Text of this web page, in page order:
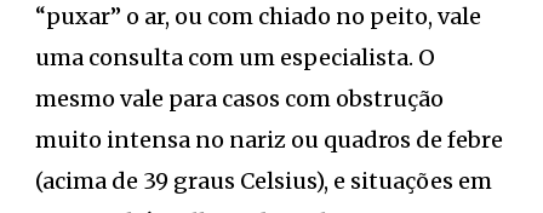
“puxar” o ar, ou com chiado no peito, vale
uma consulta com um especialista. O
mesmo vale para casos com obstrução
muito intensa no nariz ou quadros de febre
(acima de 39 graus Celsius), e situações em